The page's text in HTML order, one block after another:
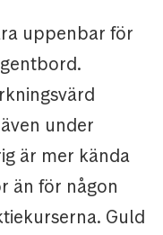
uppenbar för
under
är mer kända
än för någon
Guld